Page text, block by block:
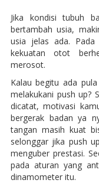
Jika kondisi tubuh
bertambah usia,
usia jelas ada.
kekuatan otot
merosot.
Kalau begitu ada
melakukani push up?
dicatat, motivasi
bergerak badan ya
tangan masih kuat
selonggar jika push
menguber prestasi.
pada aturan yang
dinamometer itu.